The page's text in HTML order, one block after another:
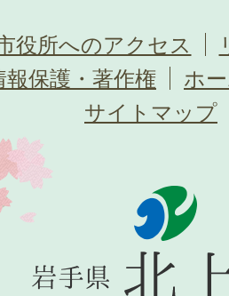
役所へのアクセス
報保護・著作権
ホ
サイトマップ